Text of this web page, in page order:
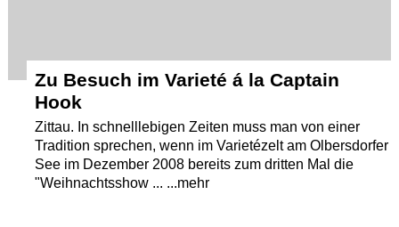
Zu Besuch im Varieté á la Captain
Hook
Zittau. In schnelllebigen Zeiten muss man von einer
Tradition sprechen, wenn im Varietézelt am Olbersdorfer
See im Dezember 2008 bereits zum dritten Mal die
"Weihnachtsshow ... ...mehr